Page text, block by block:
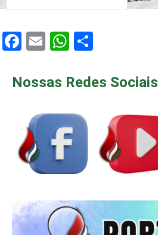
Facebook
EmailWhatsApp
Nossas Redes Sociais